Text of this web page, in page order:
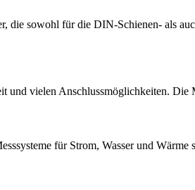
die sowohl für die DIN-Schienen- als
und vielen Anschlussmöglichkeiten.
für Strom, Wasser und